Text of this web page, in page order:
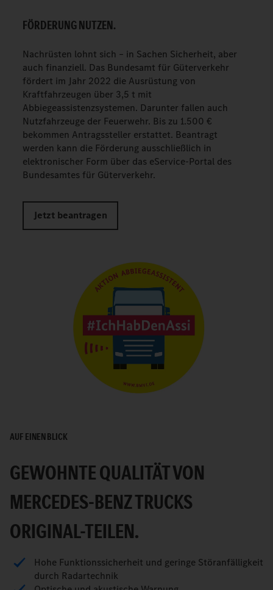
FÖRDERUNG NUTZEN.
Nachrüsten lohnt sich – in Sachen Sicherheit, aber
auch finanziell. Das Bundesamt für Güterverkehr
fördert im Jahr 2022 die Ausrüstung von
Kraftfahrzeugen über 3,5 t mit
Abbiegeassistenzsystemen. Darunter fallen auch
Nutzfahrzeuge der Feuerwehr. Bis zu 1.500 €
bekommen Antragssteller erstattet. Beantragt
werden kann die Förderung ausschließlich in
elektronischer Form über das eService-Portal des
Bundesamtes für Güterverkehr.
Jetzt beantragen
AUF EINEN BLICK
GEWOHNTE QUALITÄT VON
MERCEDES-BENZ TRUCKS
ORIGINAL-TEILEN.
Hohe Funktionssicherheit und geringe Störanfälligkeit
durch Radartechnik